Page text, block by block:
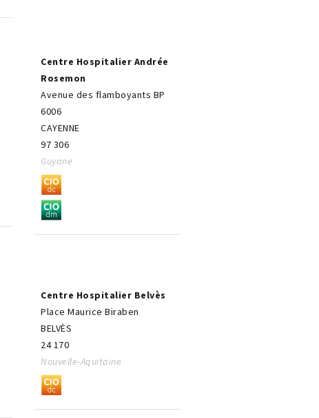
Centre Hospitalier Andrée
Rosemon
Avenue des flamboyants BP
6006
CAYENNE
97 306
Guyane
Centre Hospitalier Belvès
Place Maurice Biraben
BELVÈS
24 170
Nouvelle-Aquitaine